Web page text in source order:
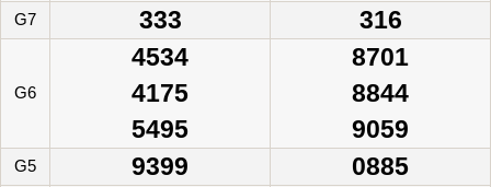
G7 333 316
G6
4534
4175
5495
8701
8844
9059
G5 9399 0885